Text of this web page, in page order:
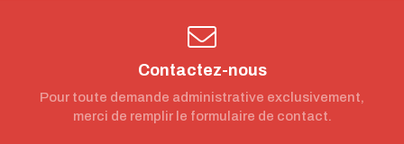
Contactez-nous
Pour toute demande administrative exclusivement,
merci de remplir le formulaire de contact.